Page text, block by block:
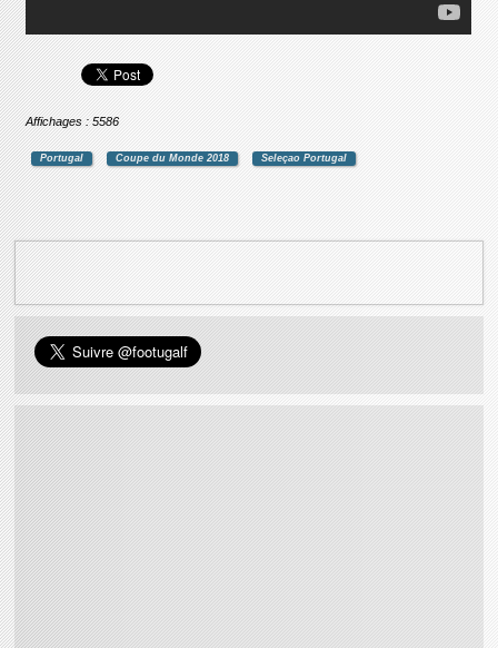
Affichages : 5586
Portugal Coupe du Monde 2018 Seleçao Portugal